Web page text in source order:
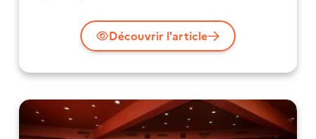
Découvrir l'article